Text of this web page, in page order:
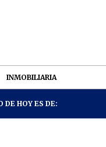
INMOBILIARIA
DE HOY ES DE: